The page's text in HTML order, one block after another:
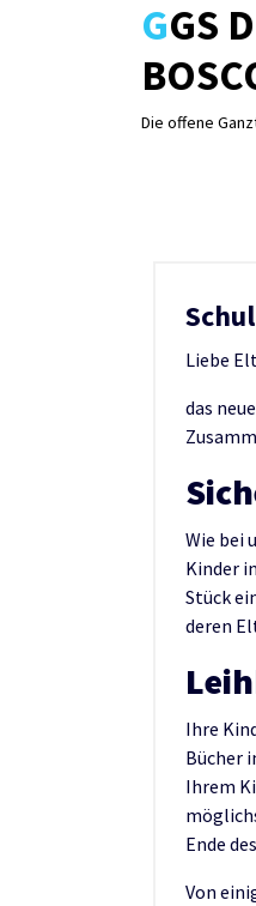
GGS DON
Die offene
Liebe
das
Wie bei
Kinder
Stück
deren
Ihre
Bücher
Ihrem
Ende
Von